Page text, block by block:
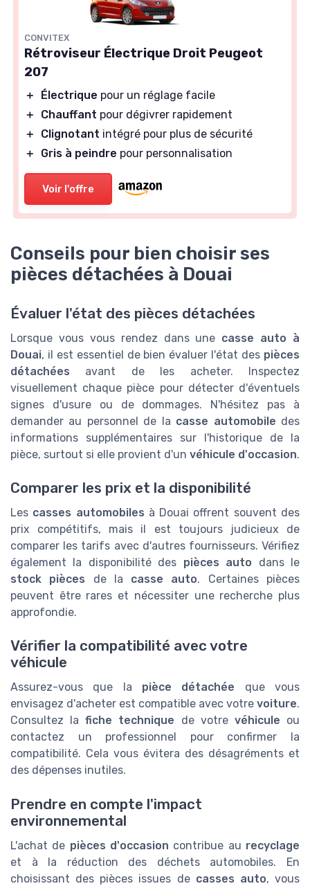
CONVITEX
Rétroviseur Électrique Droit Peugeot
207
＋ Électrique pour un réglage facile
＋
Chauffant pour dégivrer rapidement
＋
Clignotant intégré pour plus de sécurité
＋
Gris à peindre pour personnalisation
Voir l'offre
Conseils pour bien choisir ses
pièces détachées à Douai
Évaluer l'état des pièces détachées
Lorsque vous vous rendez dans une casse auto à
Douai, il est essentiel de bien évaluer l'état des pièces
détachées avant de les acheter. Inspectez
visuellement chaque pièce pour détecter d'éventuels
signes d'usure ou de dommages. N'hésitez pas à
demander au personnel de la casse automobile des
informations supplémentaires sur l'historique de la
pièce, surtout si elle provient d'un véhicule d'occasion.
Comparer les prix et la disponibilité
Les casses automobiles à Douai offrent souvent des
prix compétitifs, mais il est toujours judicieux de
comparer les tarifs avec d'autres fournisseurs. Vérifiez
également la disponibilité des pièces auto dans le
stock pièces de la casse auto. Certaines pièces
peuvent être rares et nécessiter une recherche plus
approfondie.
Vérifier la compatibilité avec votre
véhicule
Assurez-vous que la pièce détachée que vous
envisagez d'acheter est compatible avec votre voiture.
Consultez lafiche technique de votre véhicule ou
contactez un professionnel pour confirmer la
compatibilité. Cela vous évitera des désagréments et
des dépenses inutiles.
Prendre en compte l'impact
environnemental
L'achat de pièces d'occasion contribue au recyclage
et à la réduction des déchets automobiles. En
choisissant des pièces issues de casses auto, vous